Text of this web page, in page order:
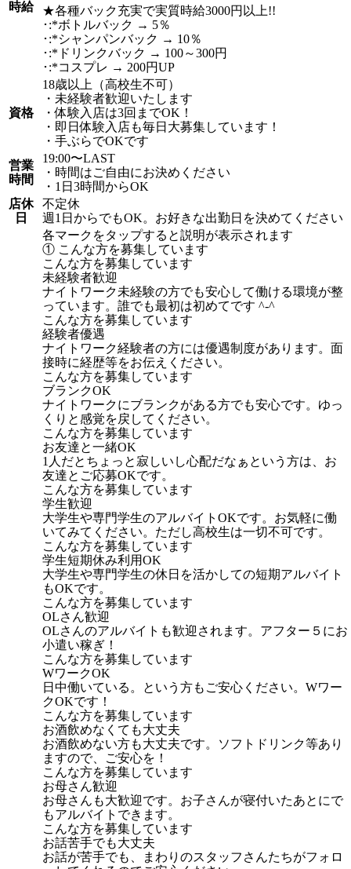
時給
★各種バック充実で実質時給3000円以上!!
･:*ボトルバック → 5％
･:*シャンパンバック → 10％
･:*ドリンクバック → 100～300円
･:*コスプレ → 200円UP
資格
18歳以上（高校生不可）
・未経験者歓迎いたします
・体験入店は3回までOK！
・即日体験入店も毎日大募集しています！
・手ぶらでOKです
営業
時間
19:00〜LAST
・時間はご自由にお決めください
・1日3時間からOK
店休
日
不定休
週1日からでもOK。お好きな出勤日を決めてください
各マークをタップすると説明が表示されます
① こんな方を募集しています
こんな方を募集しています
未経験者歓迎
ナイトワーク未経験の方でも安心して働ける環境が整
っています。誰でも最初は初めてです ^-^
こんな方を募集しています
経験者優遇
ナイトワーク経験者の方には優遇制度があります。面
接時に経歴等をお伝えください。
こんな方を募集しています
ブランクOK
ナイトワークにブランクがある方でも安心です。ゆっ
くりと感覚を戻してください。
こんな方を募集しています
お友達と一緒OK
1人だとちょっと寂しいし心配だなぁという方は、お
友達とご応募OKです。
こんな方を募集しています
学生歓迎
大学生や専門学生のアルバイトOKです。お気軽に働
いてみてください。ただし高校生は一切不可です。
こんな方を募集しています
学生短期休み利用OK
大学生や専門学生の休日を活かしての短期アルバイト
もOKです。
こんな方を募集しています
OLさん歓迎
OLさんのアルバイトも歓迎されます。アフター５にお
小遣い稼ぎ！
こんな方を募集しています
WワークOK
日中働いている。という方もご安心ください。Wワー
クOKです！
こんな方を募集しています
お酒飲めなくても大丈夫
お酒飲めない方も大丈夫です。ソフトドリンク等あり
ますので、ご安心を！
こんな方を募集しています
お母さん歓迎
お母さんも大歓迎です。お子さんが寝付いたあとにで
もアルバイトできます。
こんな方を募集しています
お話苦手でも大丈夫
お話が苦手でも、まわりのスタッフさんたちがフォロ